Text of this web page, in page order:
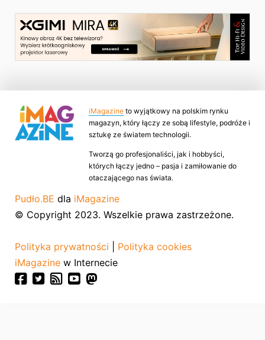
iMagazine to wyjątkowy na polskim rynku
magazyn, który łączy ze sobą lifestyle, podróże i
sztukę ze światem technologii.
Tworzą go profesjonaliści, jak i hobbyści,
których łączy jedno – pasja i zamiłowanie do
otaczającego nas świata.
Pudło.BE dla iMagazine
© Copyright 2023. Wszelkie prawa zastrzeżone.
Polityka prywatności
Polityka cookies
iMagazine w Internecie